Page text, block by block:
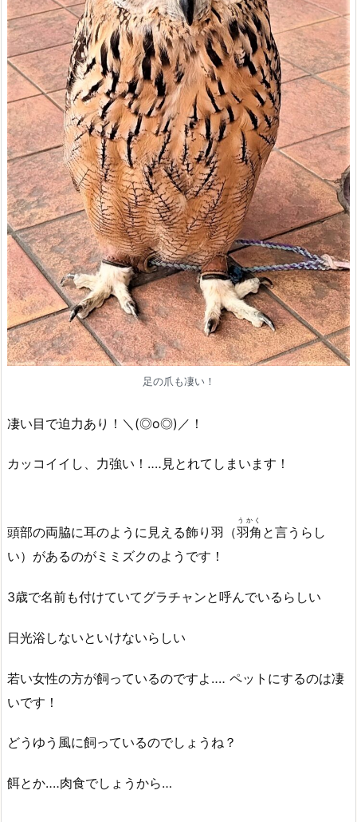
足の爪も凄い！
凄い目で迫力あり！＼(◎o◎)／！
カッコイイし、力強い！‥‥見とれてしまいます！
頭部の両脇に耳のように見える飾り羽（羽角
うかく
と言うらし
い）があるのがミミズクのようです！
3歳で名前も付けていてグラチャンと呼んでいるらしい
日光浴しないといけないらしい
若い女性の方が飼っているのですよ‥‥ ペットにするのは凄
いです！
どうゆう風に飼っているのでしょうね？
餌とか‥‥肉食でしょうから…